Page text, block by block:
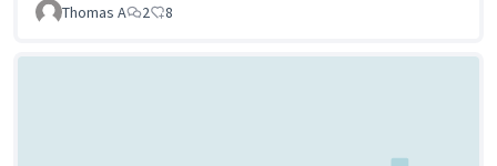
Thomas A
2 8